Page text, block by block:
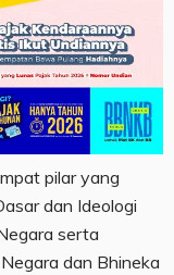
pilar yang
dan Ideologi
serta
dan Bhineka